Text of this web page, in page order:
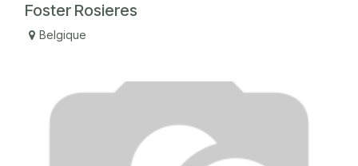
Foster Rosieres
Belgique